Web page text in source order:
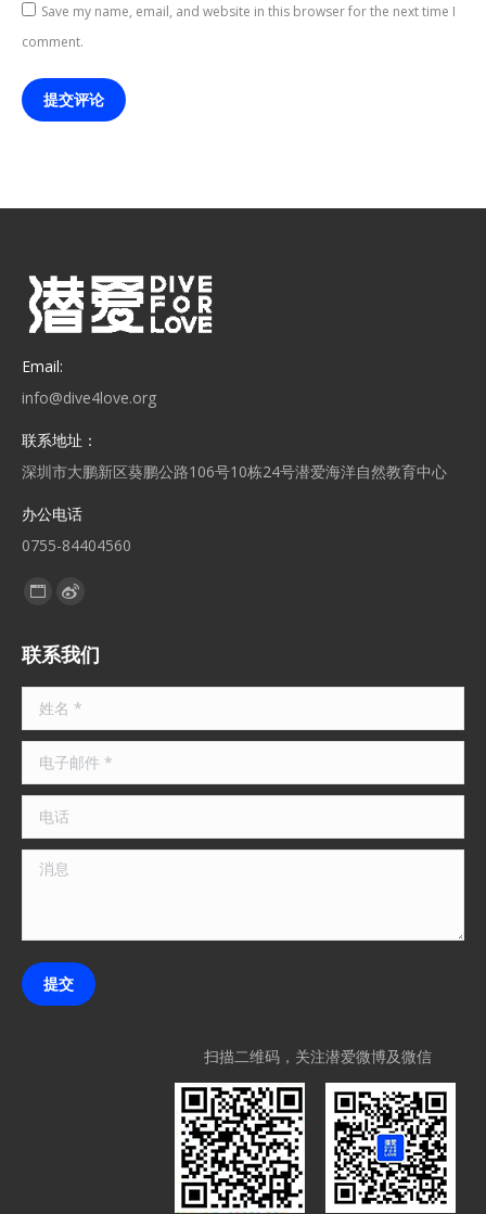
Save my name, email, and website in this browser for the next time I
comment.
提交评论
Email:
info@dive4love.org
联系地址：
深圳市大鹏新区葵鹏公路106号10栋24号潜爱海洋自然教育中心
办公电话
0755-84404560
找到我们：
Website
opens
in
new
window
Weibo
opens
in
window
联系我们
姓名 *
电子邮件 *
电话
消息
提交
扫描二维码，关注潜爱微博及微信